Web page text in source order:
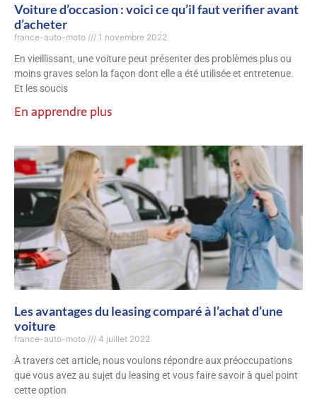
Voiture d’occasion : voici ce qu’il faut verifier avant
d’acheter
france-auto-moto 1 novembre 2022
En vieillissant, une voiture peut présenter des problèmes plus ou
moins graves selon la façon dont elle a été utilisée et entretenue.
Et les soucis
En apprendre plus
Les avantages du leasing comparé à l’achat d’une
voiture
france-auto-moto 4 juillet 2022
À travers cet article, nous voulons répondre aux préoccupations
que vous avez au sujet du leasing et vous faire savoir à quel point
cette option